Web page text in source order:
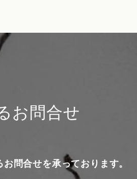
お問合せ
問合せを承っております。